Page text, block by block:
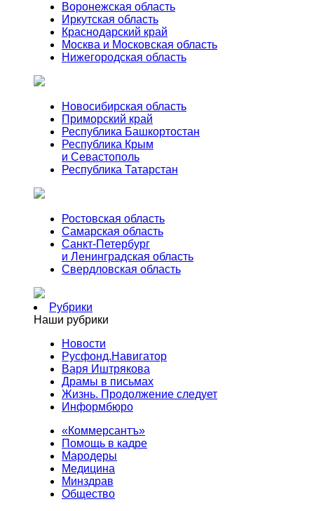
Воронежская область
Иркутская область
Краснодарский край
Москва и Московская область
Нижегородская область
Новосибирская область
Приморский край
Республика Башкортостан
Республика Крым
и Севастополь
Республика Татарстан
Ростовская область
Самарская область
Санкт-Петербург
и Ленинградская область
Свердловская область
Рубрики
Наши рубрики
Новости
Русфонд.Навигатор
Варя Иштрякова
Драмы в письмах
Жизнь. Продолжение следует
Информбюро
«Коммерсантъ»
Помощь в кадре
Мародеры
Медицина
Минздрав
Общество